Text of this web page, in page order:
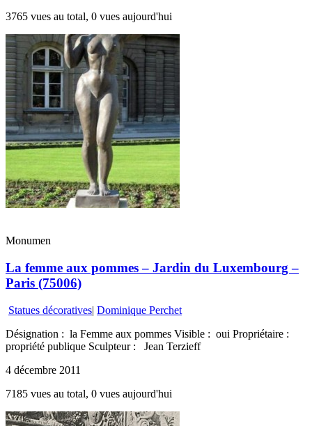
3765 vues au total, 0 vues aujourd'hui
Monumen
La femme aux pommes – Jardin du Luxembourg –
Paris (75006)
Statues décoratives| Dominique Perchet
Désignation : la Femme aux pommes Visible : oui Propriétaire :
propriété publique Sculpteur : Jean Terzieff
4 décembre 2011
7185 vues au total, 0 vues aujourd'hui